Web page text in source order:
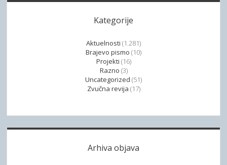
Kategorije
Aktuelnosti (1.281)
Brajevo pismo (10)
Projekti (16)
Razno (3)
Uncategorized (51)
Zvučna revija (17)
Arhiva objava